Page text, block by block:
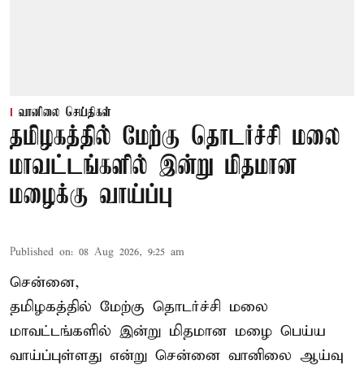
வானிலை செய்திகள்
தமிழகத்தில் மேற்கு தொடர்ச்சி மலை
மாவட்டங்களில் இன்று மிதமான
மழைக்கு வாய்ப்பு
Published on: 08 Aug 2026, 9:25 am
சென்னை,
தமிழகத்தில் மேற்கு தொடர்ச்சி மலை
மாவட்டங்களில் இன்று மிதமான மழை பெய்ய
வாய்ப்புள்ளது என்று சென்னை வானிலை ஆய்வு